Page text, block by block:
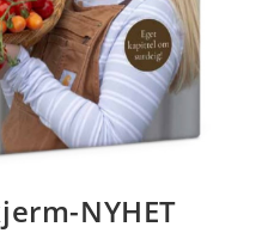
NYHET